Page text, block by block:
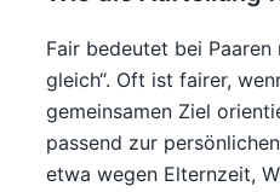
Fair bedeutet bei Paaren
gleich“. Oft ist fairer,
gemeinsamen Ziel
passend zur
etwa wegen Elternzeit,